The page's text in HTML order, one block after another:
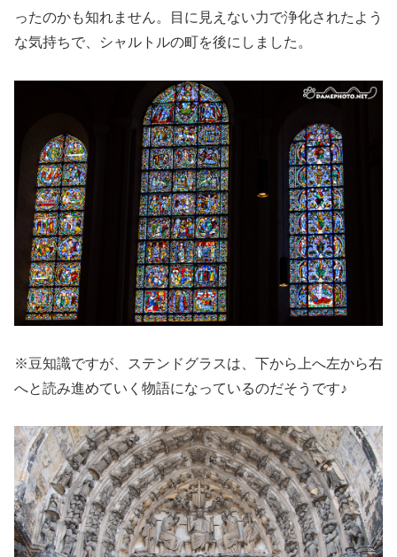
ったのかも知れません。目に見えない力で浄化されたよう
な気持ちで、シャルトルの町を後にしました。
※豆知識ですが、ステンドグラスは、下から上へ左から右
へと読み進めていく物語になっているのだそうです♪